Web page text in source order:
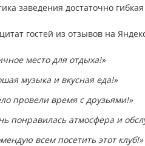
заведения достаточно
гостей из отзывов на
место для отдыха!»
музыка и вкусная еда!»
провели время с друзьями!»
понравилась атмосфера и
всем посетить этот клуб!»